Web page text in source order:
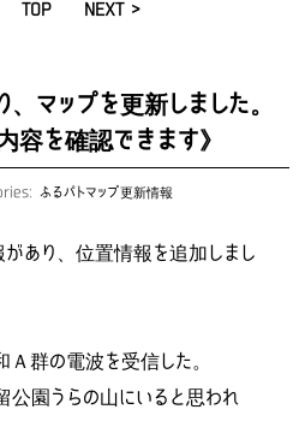
TOP NEXT >
マップを更新しました。
容を確認できます》
ふるパトマップ更新情報
あり、位置情報を追加しまし
群の電波を受信した。
公園うらの山にいると思われ